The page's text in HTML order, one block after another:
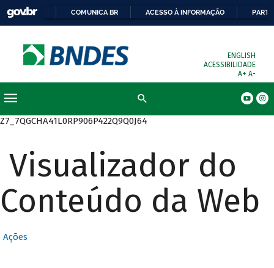
COMUNICA BR ACESSO À INFORMAÇÃO
ENGLISH
ACESSIBILIDADE
A+ A-
Z7_7QGCHA41L0RP906P422Q9Q0J64
Visualizador do
Conteúdo da Web
Ações